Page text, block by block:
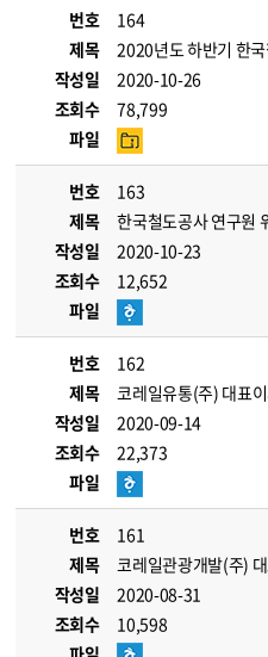
번호
164
제목
2020년도 하반기 한
작성일
2020-10-26
조회수
78,799
파일
번호
163
제목
한국철도공사 연구원
작성일
2020-10-23
조회수
12,652
파일
번호
162
제목
코레일유통(주) 대표
작성일
2020-09-14
조회수
22,373
파일
번호
161
제목
코레일관광개발(주)
작성일
2020-08-31
조회수
10,598